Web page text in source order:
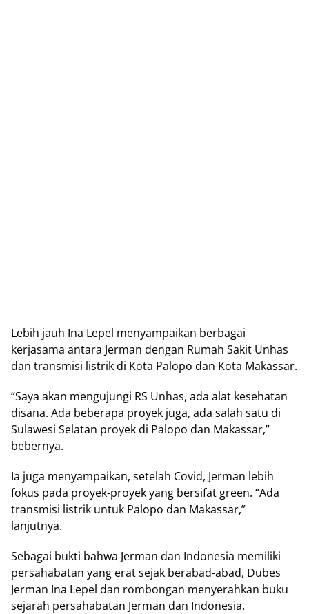
Lebih jauh Ina Lepel menyampaikan berbagai
kerjasama antara Jerman dengan Rumah Sakit Unhas
dan transmisi listrik di Kota Palopo dan Kota Makassar.
“Saya akan mengujungi RS Unhas, ada alat kesehatan
disana. Ada beberapa proyek juga, ada salah satu di
Sulawesi Selatan proyek di Palopo dan Makassar,”
bebernya.
Ia juga menyampaikan, setelah Covid, Jerman lebih
fokus pada proyek-proyek yang bersifat green. “Ada
transmisi listrik untuk Palopo dan Makassar,”
lanjutnya.
Sebagai bukti bahwa Jerman dan Indonesia memiliki
persahabatan yang erat sejak berabad-abad, Dubes
Jerman Ina Lepel dan rombongan menyerahkan buku
sejarah persahabatan Jerman dan Indonesia.